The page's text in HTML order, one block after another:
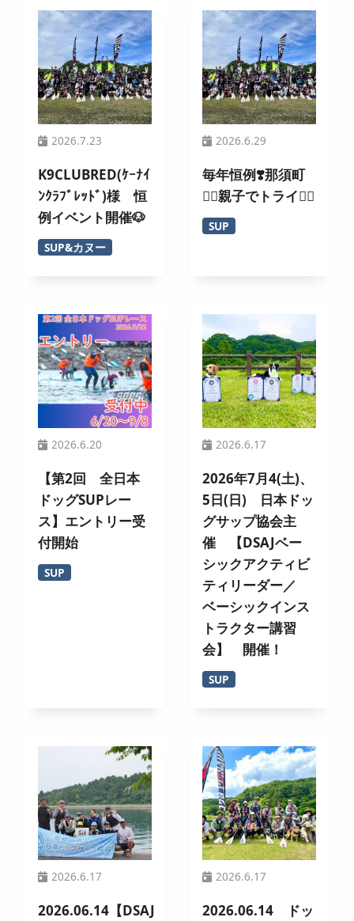
2026.7.23
K9CLUBRED(ｹｰﾅｲ
ﾝｸﾗﾌﾞﾚｯﾄﾞ)様 恒
例イベント開催🐶
SUP&カヌー
2026.6.29
毎年恒例❣️那須町
🏄‍♀️親子でトライ🚣‍♂️
SUP
2026.6.20
【第2回 全日本
ドッグSUPレー
ス】エントリー受
付開始
SUP
2026.6.17
2026年7月4(土)、
5日(日) 日本ドッ
グサップ協会主
催 【DSAJベー
シックアクティビ
ティリーダー／
ベーシックインス
トラクター講習
会】 開催！
SUP
2026.6.17
2026.06.14【DSAJ
2026.6.17
2026.06.14 ドッ